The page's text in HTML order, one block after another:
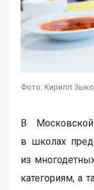
Фото: Кирилл
В
в школах
из
категориям, а